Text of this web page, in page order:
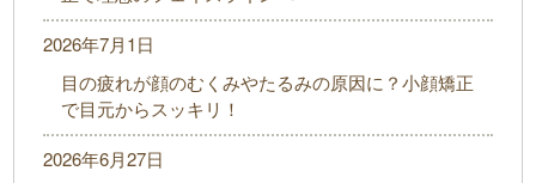
目の疲れが顔のむくみやたるみの原因に？小顔矯正
で目元からスッキリ！
2026年7月1日
2026年6月27日